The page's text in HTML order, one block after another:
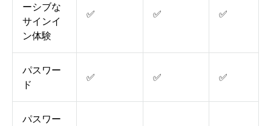
ーシブな
サインイ
ン体験
✅ ✅ ✅
パスワー
ド
✅ ✅ ✅
パスワー